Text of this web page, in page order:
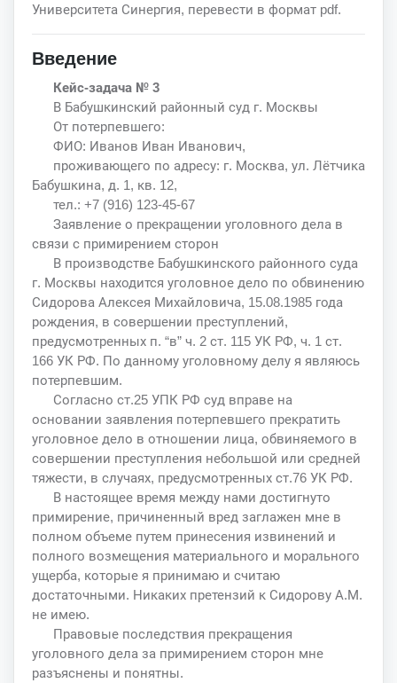
Университета Синергия, перевести в формат pdf.
Введение
Кейс-задача № 3
В Бабушкинский районный суд г. Москвы
От потерпевшего:
ФИО: Иванов Иван Иванович,
проживающего по адресу: г. Москва, ул. Лётчика
Бабушкина, д. 1, кв. 12,
тел.: +7 (916) 123-45-67
Заявление о прекращении уголовного дела в
связи с примирением сторон
В производстве Бабушкинского районного суда
г. Москвы находится уголовное дело по обвинению
Сидорова Алексея Михайловича, 15.08.1985 года
рождения, в совершении преступлений,
предусмотренных п. “в” ч. 2 ст. 115 УК РФ, ч. 1 ст.
166 УК РФ. По данному уголовному делу я являюсь
потерпевшим.
Согласно ст.25 УПК РФ суд вправе на
основании заявления потерпевшего прекратить
уголовное дело в отношении лица, обвиняемого в
совершении преступления небольшой или средней
тяжести, в случаях, предусмотренных ст.76 УК РФ.
В настоящее время между нами достигнуто
примирение, причиненный вред заглажен мне в
полном объеме путем принесения извинений и
полного возмещения материального и морального
ущерба, которые я принимаю и считаю
достаточными. Никаких претензий к Сидорову А.М.
не имею.
Правовые последствия прекращения
уголовного дела за примирением сторон мне
разъяснены и понятны.